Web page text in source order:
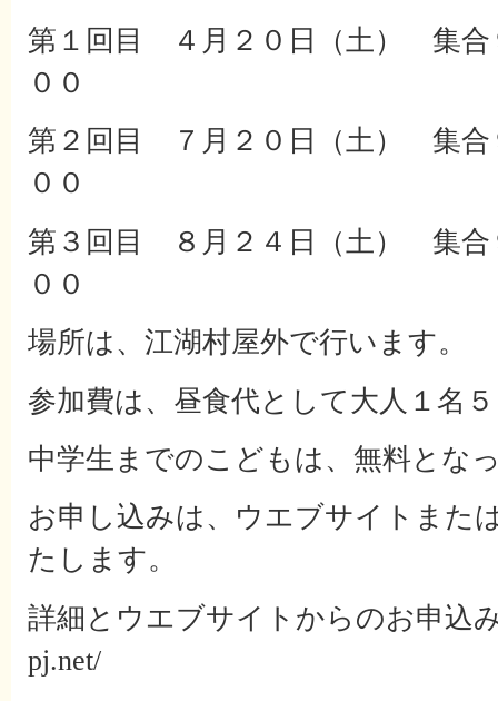
第１回目 ４月２０日（土） 集合
００
第２回目 ７月２０日（土） 集合
００
第３回目 ８月２４日（土） 集合
００
場所は、江湖村屋外で行います。
参加費は、昼食代として大人１名
中学生までのこどもは、無料とな
お申し込みは、ウエブサイトまた
たします。
詳細とウエブサイトからのお申込み
pj.net/